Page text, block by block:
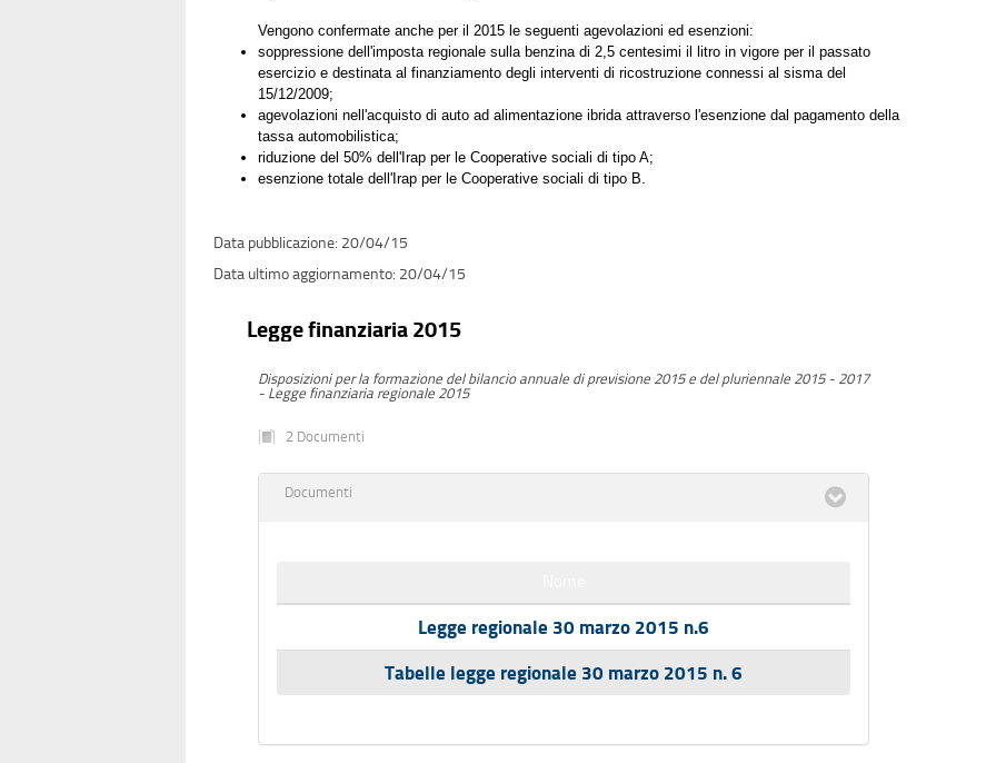
Vengono confermate anche per il 2015 le seguenti agevolazioni ed esenzioni:
soppressione dell'imposta regionale sulla benzina di 2,5 centesimi il litro in vigore per il passato
esercizio e destinata al finanziamento degli interventi di ricostruzione connessi al sisma del
15/12/2009;
agevolazioni nell'acquisto di auto ad alimentazione ibrida attraverso l'esenzione dal pagamento della
tassa automobilistica;
riduzione del 50% dell'Irap per le Cooperative sociali di tipo A;
esenzione totale dell'Irap per le Cooperative sociali di tipo B.
20/04/15
20/04/15
Legge finanziaria 2015
Disposizioni per la formazione del bilancio annuale di previsione 2015 e del pluriennale 2015 - 2017
- Legge finanziaria regionale 2015
2 Documenti
Documenti
Legge regionale 30 marzo 2015 n.6
Tabelle legge regionale 30 marzo 2015 n. 6